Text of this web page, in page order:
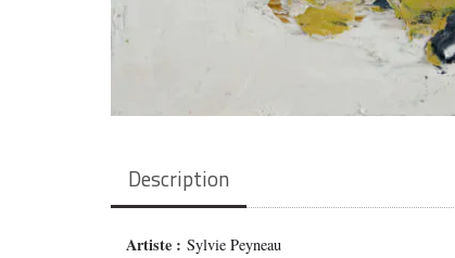
Description
Artiste :Sylvie Peyneau